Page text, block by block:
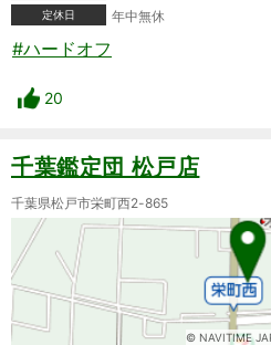
定休日 年中無休
#ハードオフ
20
千葉鑑定団 松戸店
千葉県松戸市栄町西2-865
© NAVITIME